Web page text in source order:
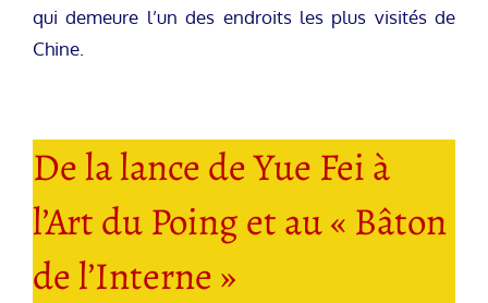
qui demeure l’un des endroits les plus visités de
Chine.
De la lance de Yue Fei à
l’Art du Poing et au « Bâton
de l’Interne »